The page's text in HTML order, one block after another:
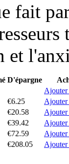
fait
et
D'épargne
Ajouter
€6.25
Ajouter
€20.58
Ajouter
€39.42
Ajouter
€72.59
Ajouter
€208.05 Ajouter